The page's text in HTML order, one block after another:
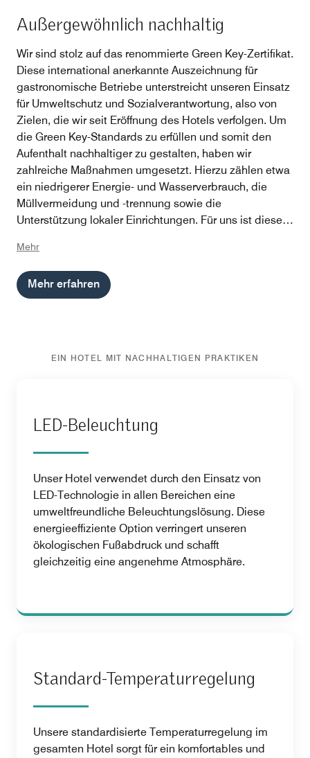
Außergewöhnlich nachhaltig
Wir sind stolz auf das renommierte Green Key-Zertifikat.
Diese international anerkannte Auszeichnung für
gastronomische Betriebe unterstreicht unseren Einsatz
für Umweltschutz und Sozialverantwortung, also von
Zielen, die wir seit Eröffnung des Hotels verfolgen. Um
die Green Key-Standards zu erfüllen und somit den
Aufenthalt nachhaltiger zu gestalten, haben wir
zahlreiche Maßnahmen umgesetzt. Hierzu zählen etwa
ein niedrigerer Energie- und Wasserverbrauch, die
Müllvermeidung und -trennung sowie die
Unterstützung lokaler Einrichtungen. Für uns ist diese
unserer Bemühungen, sondern vor allem Ansporn: Sie
bewegt uns, weiterhin nach innovativen Wegen zu
suchen, um den ökologischen Fußabdruck unseres
Mehr
Mehr erfahren
EIN HOTEL MIT NACHHALTIGEN PRAKTIKEN
LED-Beleuchtung
Unser Hotel verwendet durch den Einsatz von
LED-Technologie in allen Bereichen eine
umweltfreundliche Beleuchtungslösung. Diese
energieeffiziente Option verringert unseren
ökologischen Fußabdruck und schafft
gleichzeitig eine angenehme Atmosphäre.
Standard-Temperaturregelung
Unsere standardisierte Temperaturregelung im
gesamten Hotel sorgt für ein komfortables und